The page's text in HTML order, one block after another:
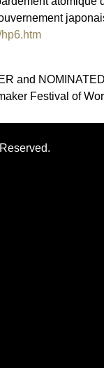
and
Festival of